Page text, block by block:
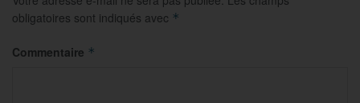
obligatoires sont indiqués avec *
Commentaire *